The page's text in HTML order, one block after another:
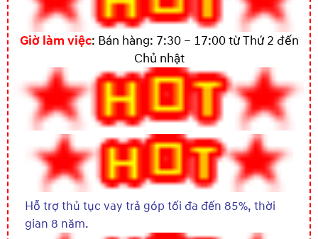
Giờ làm việc: Bán hàng: 7:30 – 17:00 từ Thứ 2 đến
Chủ nhật
Hỗ trợ thủ tục vay trả góp tối đa đến 85%, thời
gian 8 năm.